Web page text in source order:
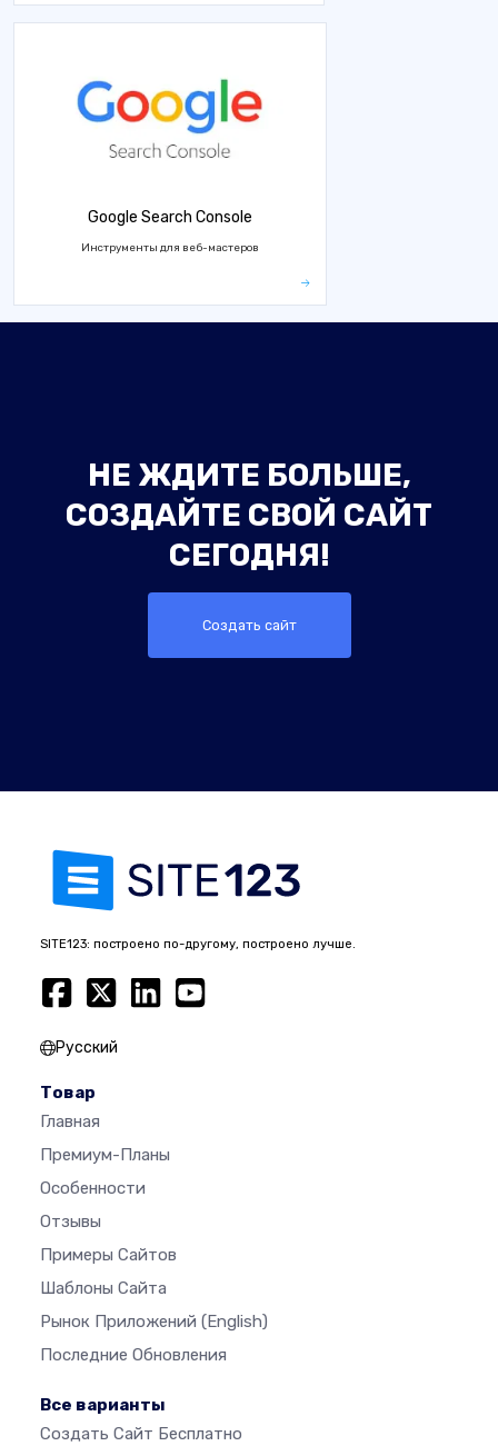
Google Search Console
Инструменты для веб-мастеров
НЕ ЖДИТЕ БОЛЬШЕ,
СОЗДАЙТЕ СВОЙ САЙТ
СЕГОДНЯ!
Создать сайт
SITE123: построено по-другому, построено лучше.
Русский
Товар
Главная
Премиум-Планы
Особенности
Отзывы
Примеры Сайтов
Шаблоны Сайта
Рынок Приложений (English)
Последние Обновления
Все варианты
Создать Сайт Бесплатно